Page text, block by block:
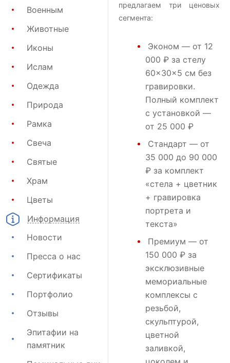
Военным
Животные
Иконы
Ислам
Одежда
Природа
Рамка
Свеча
Святые
Храм
Цветы
Информация
Новости
Пресса о нас
Сертификаты
Портфолио
Отзывы
Эпитафии на
памятник
предлагаем три ценовых
сегмента:
Эконом — от 12
000 ₽ за стелу
60×30×5 см без
гравировки.
Полный комплект
с установкой —
от 25 000 ₽
Стандарт — от
35 000 до 90 000
₽ за комплект
«стела + цветник
+ гравировка
портрета и
текста»
Премиум — от
150 000 ₽ за
эксклюзивные
мемориальные
комплексы с
резьбой,
скульптурой,
цветной
заливкой,